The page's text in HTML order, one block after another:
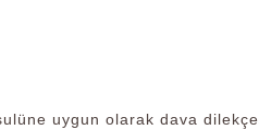
uygun olarak dava